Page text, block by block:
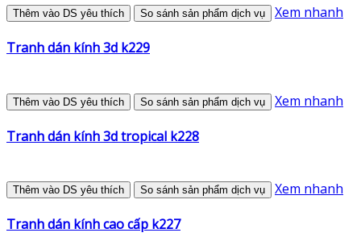
Thêm vào DS yêu thích So sánh sản phẩm dịch vụ Xem nhanh
Tranh dán kính 3d k229
Thêm vào DS yêu thích So sánh sản phẩm dịch vụ Xem nhanh
Tranh dán kính 3d tropical k228
Thêm vào DS yêu thích So sánh sản phẩm dịch vụ Xem nhanh
Tranh dán kính cao cấp k227